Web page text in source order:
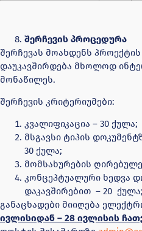
შერჩევის პროცედურა
შერჩევას მოახდენს
დაუკავშირდება მხოლოდ
მონაწილეს.
შერჩევის კრიტერიუმები:
კვალიფიკაცია – 30 ქულა;
მსგავსი ტიპის
30 ქულა;
მომსახურების
კონცეპტუალური ხედვა
დაკავშირებით – 20 ქულა;
განაცხადები მიიღება
ივლისიდან – 28 ივლისის